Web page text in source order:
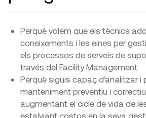
Perquè volem que els tècnics
coneixements i les eines per
els processos de serveis de
través del Facility Management.
Perquè siguis capaç d’analitzar i
manteniment preventiu i
augmentant el cicle de vida de
estalviant costos en la seva